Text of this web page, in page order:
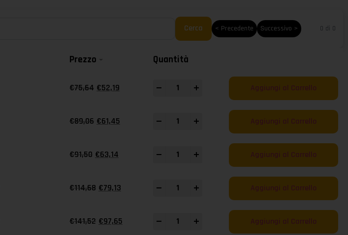
Cerca < Precedente Successivo > 0 di 0
Prezzo Quantità
€75,64 €52,19 Aggiungi al Carrello
€89,06 €61,45 Aggiungi al Carrello
€91,50 €63,14 Aggiungi al Carrello
€114,68 €79,13 Aggiungi al Carrello
€141,52 €97,65 Aggiungi al Carrello